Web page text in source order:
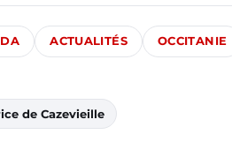
ACTUALITÉS OCCITANIE
de Cazevieille